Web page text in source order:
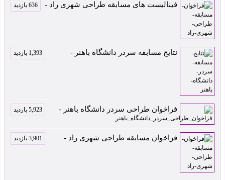
فینالیست های مسابقه طراحی شهری راد - 636 بازدید
نتایج مسابقه سردر دانشگاه باهنر - 1,393 بازدید
فراخوان طراحی سردر دانشگاه باهنر - 5,923 بازدید
فراخوان مسابقه طراحی شهری راد - 3,901 بازدید